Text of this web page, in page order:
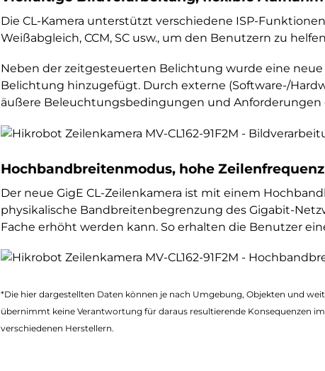
Die CL-Kamera unterstützt verschiedene ISP-
Weißabgleich, CCM, SC usw., um den Benutzern zu
Neben der zeitgesteuerten Belichtung wurde eine
Belichtung hinzugefügt. Durch externe (Software-/
äußere Beleuchtungsbedingungen und
Hochbandbreitenmodus, hohe
Der neue GigE CL-Zeilenkamera ist mit einem
physikalische Bandbreitenbegrenzung des Gigabit-
Fache erhöht werden kann. So erhalten die Benutzer
*Die hier dargestellten Daten können je nach Umgebung, Objekten und
übernimmt keine Verantwortung für daraus resultierende Konsequenzen
verschiedenen Herstellern.